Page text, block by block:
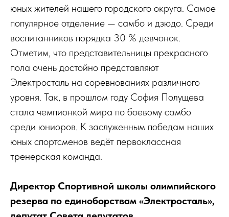
юных жителей нашего городского округа. Самое
популярное отделение — самбо и дзюдо. Среди
воспитанников порядка 30 % девчонок.
Отметим, что представительницы прекрасного
пола очень достойно представляют
Электросталь на соревнованиях различного
уровня. Так, в прошлом году София Полущева
стала чемпионкой мира по боевому самбо
среди юниоров. К заслуженным победам наших
юных спортсменов ведёт первоклассная
тренерская команда.
Директор Спортивной школы олимпийского
резерва по единоборствам «Электросталь»,